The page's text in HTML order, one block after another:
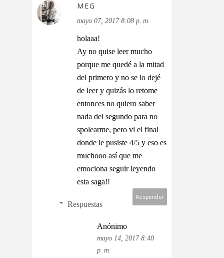
MEG
mayo 07, 2017 8:08 p. m.
holaaa!
Ay no quise leer mucho
porque me quedé a la mitad
del primero y no se lo dejé
de leer y quizás lo retome
entonces no quiero saber
nada del segundo para no
spolearme, pero vi el final
donde le pusiste 4/5 y eso es
muchooo así que me
emociona seguir leyendo
esta saga!!
Responder
Respuestas
Anónimo
mayo 14, 2017 8:40
p. m.